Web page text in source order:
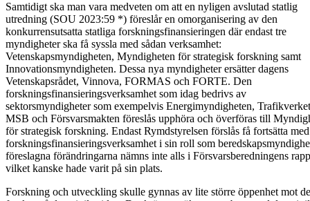
Samtidigt ska man vara medveten om att en nyligen avslutad statlig
utredning (SOU 2023:59 *) föreslår en omorganisering av den
konkurrensutsatta statliga forskningsfinansieringen där endast tre
myndigheter ska få syssla med sådan verksamhet:
Vetenskapsmyndigheten, Myndigheten för strategisk forskning samt
Innovationsmyndigheten. Dessa nya myndigheter ersätter dagens
Vetenskapsrådet, Vinnova, FORMAS och FORTE. Den
forskningsfinansieringsverksamhet som idag bedrivs av
sektorsmyndigheter som exempelvis Energimyndigheten,
MSB och Försvarsmakten föreslås upphöra och överföras till
för strategisk forskning. Endast Rymdstyrelsen förslås få fortsätta med
forskningsfinansieringsverksamhet i sin roll som
föreslagna förändringarna nämns inte alls i Försvarsberedningens
vilket kanske hade varit på sin plats.
Forskning och utveckling skulle gynnas av lite större öppenhet mot